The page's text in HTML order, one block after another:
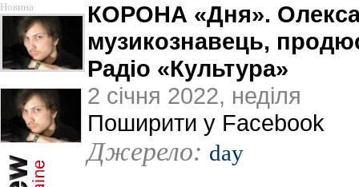
Новина
КОРОНА «Дня».
музикознавець,
Радіо «Культура»
2 січня 2022, неділя
Поширити у Facebook
Джерело: day